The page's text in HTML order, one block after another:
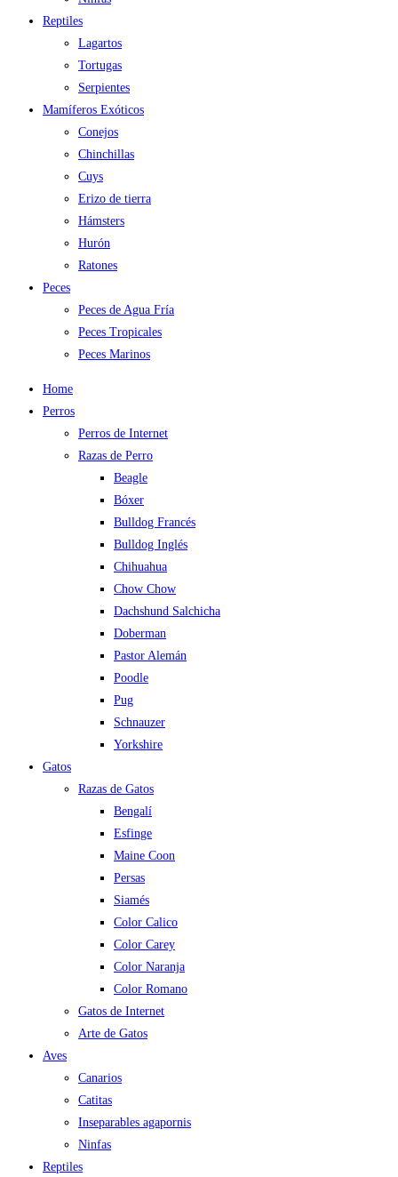
Reptiles
Lagartos
Tortugas
Serpientes
Mamíferos Exóticos
Conejos
Chinchillas
Cuys
Erizo de tierra
Hámsters
Hurón
Ratones
Peces
Peces de Agua Fría
Peces Tropicales
Peces Marinos
Home
Perros
Perros de Internet
Razas de Perro
Beagle
Bóxer
Bulldog Francés
Bulldog Inglés
Chihuahua
Chow Chow
Dachshund Salchicha
Doberman
Pastor Alemán
Poodle
Pug
Schnauzer
Yorkshire
Gatos
Razas de Gatos
Bengalí
Esfinge
Maine Coon
Persas
Siamés
Color Calico
Color Carey
Color Naranja
Color Romano
Gatos de Internet
Arte de Gatos
Aves
Canarios
Catitas
Inseparables agapornis
Ninfas
Reptiles